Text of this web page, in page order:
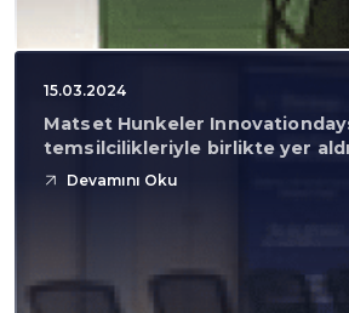
15.03.2024
Matset Hunkeler
temsilcilikleriyle birlikte yer aldı
Devamını Oku